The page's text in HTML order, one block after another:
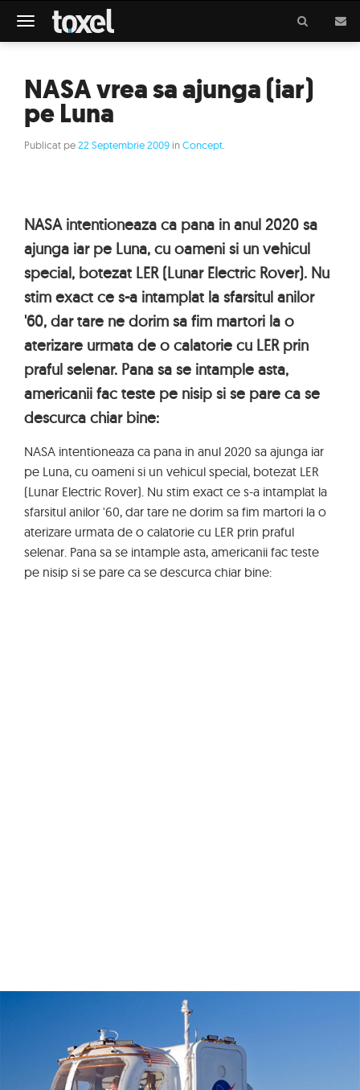
Meniu
NASA vrea sa ajunga (iar)
pe Luna
Publicat pe22 Septembrie 2009 inConcept
NASA intentioneaza ca pana in anul 2020 sa
ajunga iar pe Luna, cu oameni si un vehicul
special, botezat LER (Lunar Electric Rover). Nu
stim exact ce s-a intamplat la sfarsitul anilor
'60, dar tare ne dorim sa fim martori la o
aterizare urmata de o calatorie cu LER prin
praful selenar. Pana sa se intample asta,
americanii fac teste pe nisip si se pare ca se
descurca chiar bine:
NASA intentioneaza ca pana in anul 2020 sa ajunga iar
pe Luna, cu oameni si un vehicul special, botezat LER
(Lunar Electric Rover). Nu stim exact ce s-a intamplat la
sfarsitul anilor '60, dar tare ne dorim sa fim martori la o
aterizare urmata de o calatorie cu LER prin praful
selenar. Pana sa se intample asta, americanii fac teste
pe nisip si se pare ca se descurca chiar bine: